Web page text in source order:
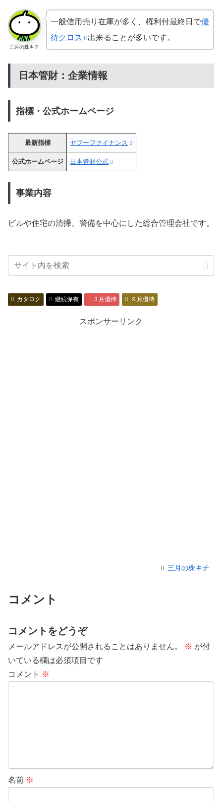
三月の株キチ
一般信用売り在庫が多く、権利付最終日で優
待クロス
出来ることが多いです。
日本管財：企業情報
指標・公式ホームページ
最新指標 ヤフーファイナンス
公式ホームページ 日本管財公式
事業内容
ビルや住宅の清掃、警備を中心にした総合管理会社です。
カタログ 継続保有 ３月優待 ９月優待
スポンサーリンク
三月の株キチ
コメント
コメントをどうぞ
メールアドレスが公開されることはありません。 ※ が付
いている欄は必須項目です
コメント ※
名前 ※